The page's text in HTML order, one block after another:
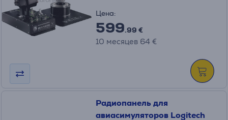
Цена:
599.99 €
10 месяцев 64 €
Радиопанель для
авиасимуляторов Logitech